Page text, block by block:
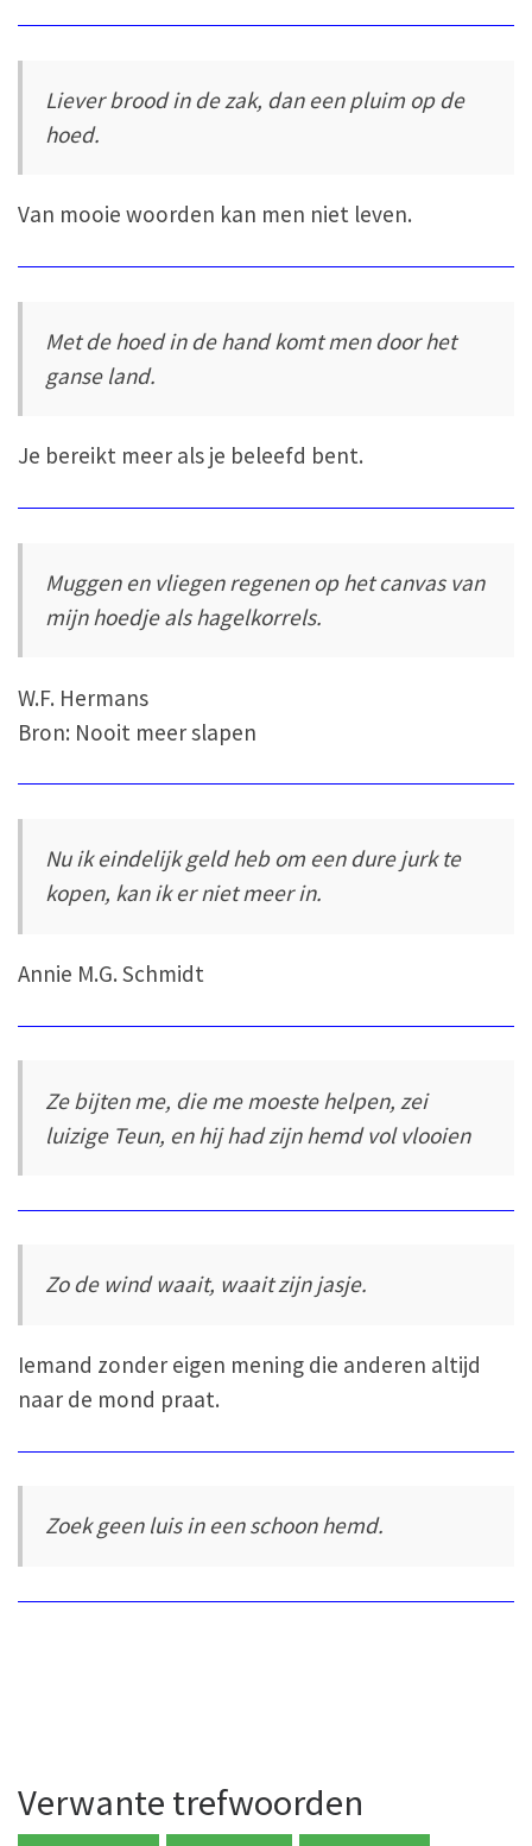
Liever brood in de zak, dan een pluim op de
hoed.
Van mooie woorden kan men niet leven.
Met de hoed in de hand komt men door het
ganse land.
Je bereikt meer als je beleefd bent.
Muggen en vliegen regenen op het canvas van
mijn hoedje als hagelkorrels.
W.F. Hermans
Bron: Nooit meer slapen
Nu ik eindelijk geld heb om een dure jurk te
kopen, kan ik er niet meer in.
Annie M.G. Schmidt
Ze bijten me, die me moeste helpen, zei
luizige Teun, en hij had zijn hemd vol vlooien
Zo de wind waait, waait zijn jasje.
Iemand zonder eigen mening die anderen altijd
naar de mond praat.
Zoek geen luis in een schoon hemd.
Verwante trefwoorden